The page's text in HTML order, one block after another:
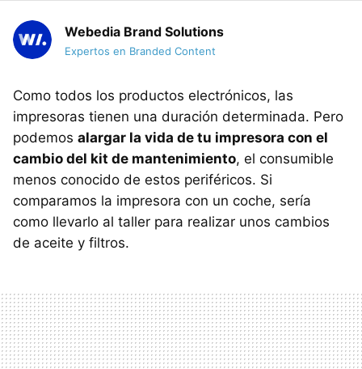
Webedia Brand Solutions
Expertos en Branded Content
Como todos los productos electrónicos, las
impresoras tienen una duración determinada. Pero
podemos alargar la vida de tu impresora con el
cambio del kit de mantenimiento, el consumible
menos conocido de estos periféricos. Si
comparamos la impresora con un coche, sería
como llevarlo al taller para realizar unos cambios
de aceite y filtros.